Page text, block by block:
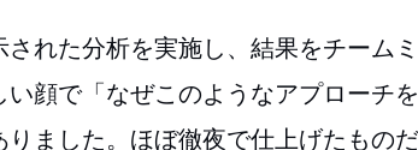
れた分析を実施し、結果をチーム
顔で「なぜこのようなアプローチ
ました。ほぼ徹夜で仕上げたもの